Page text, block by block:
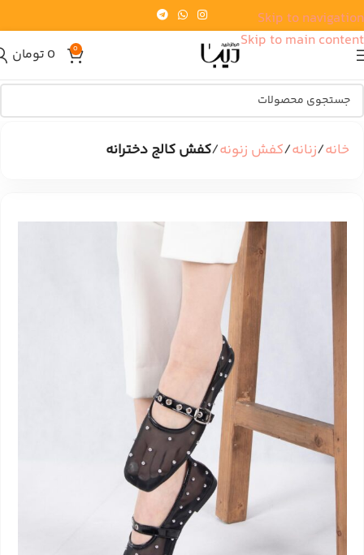
Skip to navigation
Skip to main content
0
0 تومان
خانه زنانه کفش زنونه کفش کالج دخترانه